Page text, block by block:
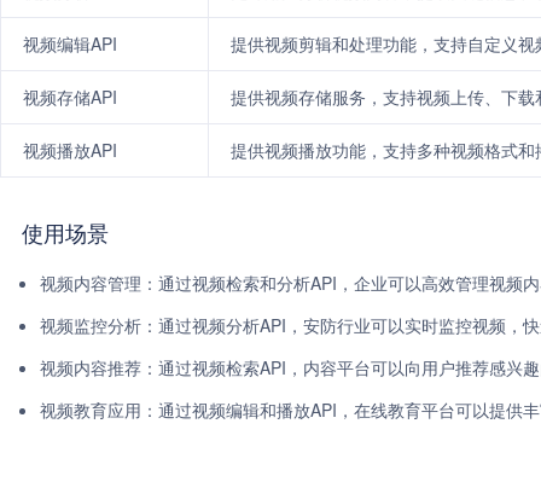
视频编辑API 提供视频剪辑和处理功能，支持自定义
视频存储API 提供视频存储服务，支持视频上传、下载
视频播放API 提供视频播放功能，支持多种视频格式和
使用场景
视频内容管理：通过视频检索和分析API，企业可以高效管理视频
视频监控分析：通过视频分析API，安防行业可以实时监控视频，
视频内容推荐：通过视频检索API，内容平台可以向用户推荐感兴
视频教育应用：通过视频编辑和播放API，在线教育平台可以提供